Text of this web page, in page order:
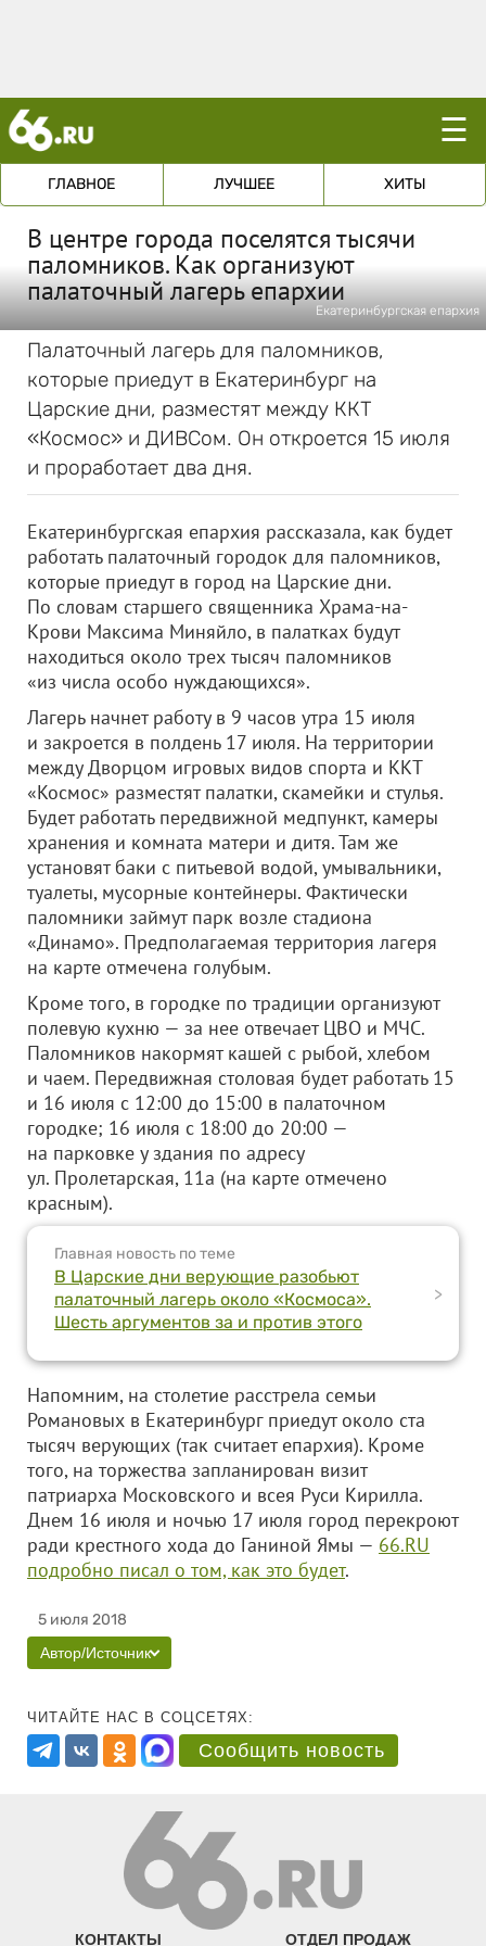
☰
ГЛАВНОЕ ЛУЧШЕЕ ХИТЫ
В центре города поселятся тысячи
паломников. Как организуют
палаточный лагерь епархии
Екатеринбургская епархия
Палаточный лагерь для паломников,
которые приедут в Екатеринбург на
Царские дни, разместят между ККТ
«Космос» и ДИВСом. Он откроется 15 июля
и проработает два дня.
Екатеринбургская епархия рассказала, как будет
работать палаточный городок для паломников,
которые приедут в город на Царские дни.
По словам старшего священника Храма-на-
Крови Максима Миняйло, в палатках будут
находиться около трех тысяч паломников
«из числа особо нуждающихся».
Лагерь начнет работу в 9 часов утра 15 июля
и закроется в полдень 17 июля. На территории
между Дворцом игровых видов спорта и ККТ
«Космос» разместят палатки, скамейки и стулья.
Будет работать передвижной медпункт, камеры
хранения и комната матери и дитя. Там же
установят баки с питьевой водой, умывальники,
туалеты, мусорные контейнеры. Фактически
паломники займут парк возле стадиона
«Динамо». Предполагаемая территория лагеря
на карте отмечена голубым.
Кроме того, в городке по традиции организуют
полевую кухню — за нее отвечает ЦВО и МЧС.
Паломников накормят кашей с рыбой, хлебом
и чаем. Передвижная столовая будет работать 15
и 16 июля с 12:00 до 15:00 в палаточном
городке; 16 июля с 18:00 до 20:00 —
на парковке у здания по адресу
ул. Пролетарская, 11а (на карте отмечено
красным).
Главная новость по теме
В Царские дни верующие разобьют
палаточный лагерь около «Космоса».
Шесть аргументов за и против этого
>
Напомним, на столетие расстрела семьи
Романовых в Екатеринбург приедут около ста
тысяч верующих (так считает епархия). Кроме
того, на торжества запланирован визит
патриарха Московского и всея Руси Кирилла.
Днем 16 июля и ночью 17 июля город перекроют
ради крестного хода до Ганиной Ямы — 66.RU
подробно писал о том, как это будет.
5 июля 2018
Автор/Источник
ЧИТАЙТЕ НАС В СОЦСЕТЯХ:
Сообщить новость
КОНТАКТЫ ОТДЕЛ ПРОДАЖ